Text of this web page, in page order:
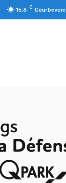
15.6 C Courbevoie